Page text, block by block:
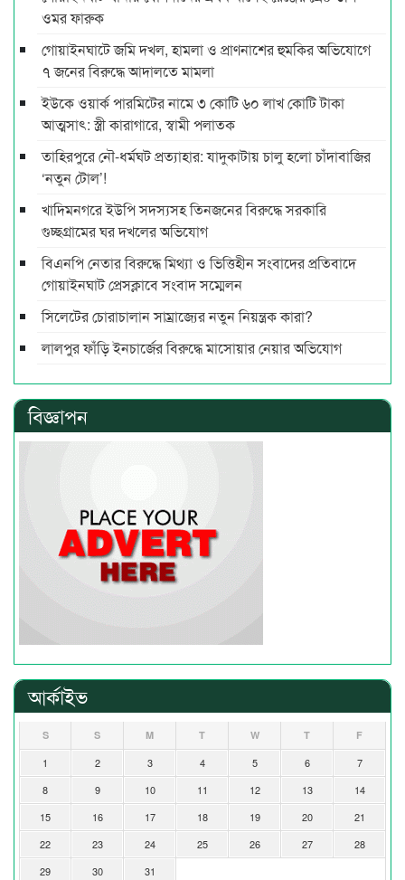
ওমর ফারুক
গোয়াইনঘাটে জমি দখল, হামলা ও প্রাণনাশের হুমকির অভিযোগে
৭ জনের বিরুদ্ধে আদালতে মামলা
ইউকে ওয়ার্ক পারমিটের নামে ৩ কোটি ৬০ লাখ কোটি টাকা
আত্মসাৎ: স্ত্রী কারাগারে, স্বামী পলাতক
তাহিরপুরে নৌ-ধর্মঘট প্রত্যাহার: যাদুকাটায় চালু হলো চাঁদাবাজির
‘নতুন টোল’!
খাদিমনগরে ইউপি সদস্যসহ তিনজনের বিরুদ্ধে সরকারি
গুচ্ছগ্রামের ঘর দখলের অভিযোগ
বিএনপি নেতার বিরুদ্ধে মিথ্যা ও ভিত্তিহীন সংবাদের প্রতিবাদে
গোয়াইনঘাট প্রেসক্লাবে সংবাদ সম্মেলন
সিলেটের চোরাচালান সাম্রাজ্যের নতুন নিয়ন্ত্রক কারা?
লালপুর ফাঁড়ি ইনচার্জের বিরুদ্ধে মাসোয়ার নেয়ার অভিযোগ
বিজ্ঞাপন
আর্কাইভ
S S M T W T F
1 2 3 4 5 6
7
8
9 10 11 12 13
14
15
16 17 18 19 20
21
22
23 24 25 26 27
28
29
30 31